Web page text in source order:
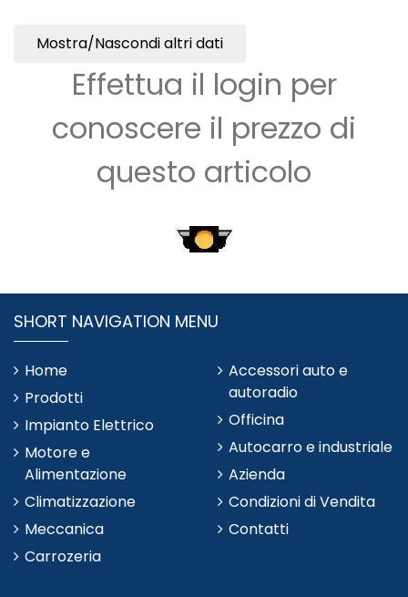
Mostra/Nascondi altri dati
Effettua il login per
conoscere il prezzo di
questo articolo
SHORT NAVIGATION MENU
Home
Prodotti
Impianto Elettrico
Motore e
Alimentazione
Climatizzazione
Meccanica
Carrozeria
Accessori auto e
autoradio
Officina
Autocarro e industriale
Azienda
Condizioni di Vendita
Contatti